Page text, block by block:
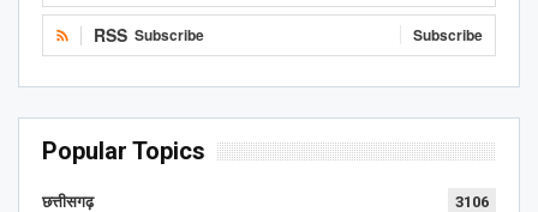
RSS Subscribe Subscribe
Popular Topics
छत्तीसगढ़ 3106